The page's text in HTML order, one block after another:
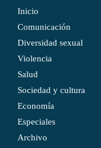
Inicio
Comunicación
Diversidad sexual
Violencia
Salud
Sociedad y cultura
Economía
Especiales
Archivo